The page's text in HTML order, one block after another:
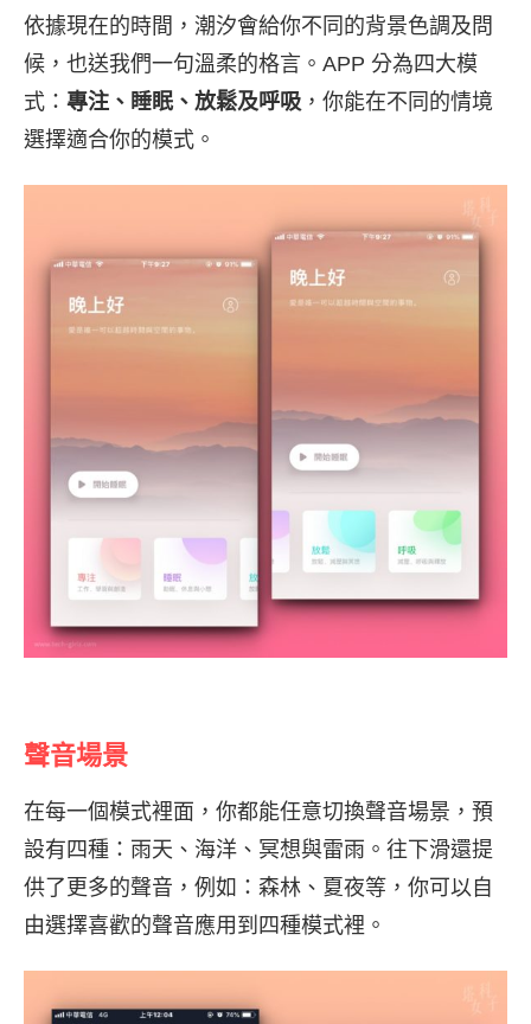
依據現在的時間，潮汐會給你不同的背景色調及問
候，也送我們一句溫柔的格言。APP 分為四大模
式： 專注、睡眠、放鬆及呼吸 ，你能在不同的情境
選擇適合你的模式。
聲音場景
在每一個模式裡面，你都能任意切換聲音場景，預
設有四種：雨天、海洋、冥想與雷雨。往下滑還提
供了更多的聲音，例如：森林、夏夜等，你可以自
由選擇喜歡的聲音應用到四種模式裡。